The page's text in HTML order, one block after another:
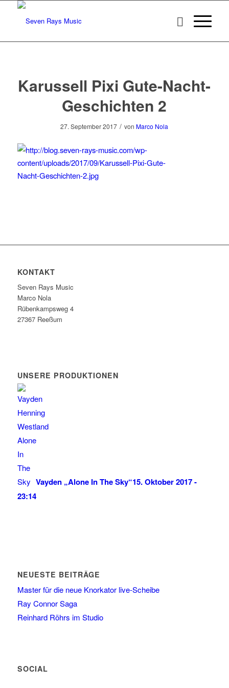
Karussell Pixi Gute-Nacht-
Geschichten 2
27. September 2017 / von Marco Nola
KONTAKT
Seven Rays Music
Marco Nola
Rübenkampsweg 4
27367 Reeßum
UNSERE PRODUKTIONEN
Vayden „Alone In The Sky“15. Oktober 2017 -
23:14
NEUESTE BEITRÄGE
Master für die neue Knorkator live-Scheibe
Ray Connor Saga
Reinhard Röhrs im Studio
SOCIAL